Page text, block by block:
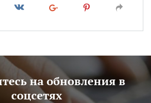
на обновления в
соцсетях